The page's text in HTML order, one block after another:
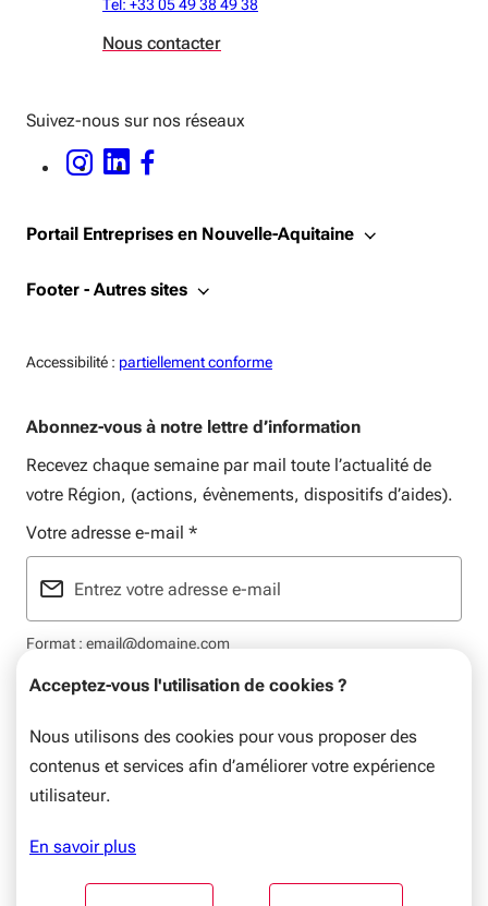
Acceptez-vous l'utilisation de cookies ?
Nous utilisons des cookies pour vous proposer des
contenus et services afin d’améliorer votre expérience
utilisateur.
En savoir plus
Tel: +33 05 49 38 49 38
Nous contacter
Suivez-nous sur nos réseaux
INSTAGRAM - OUVERTURE DANS UNE NOUVELLE FENÊTRE
LINKEDIN - OUVERTURE DANS UNE NOUVELLE FENÊTRE
FACEBOOK - OUVERTURE DANS UNE NOUVELLE FENÊTRE
Portail Entreprises en Nouvelle-Aquitaine
Footer - Autres sites
Accessibilité : Accessiblité:
partiellement conforme
Abonnez-vous à notre lettre d’information
Recevez chaque semaine par mail toute l’actualité de
votre Région, (actions, évènements, dispositifs d’aides).
Votre adresse e-mail *
Format : email@domaine.com
Mentions légales